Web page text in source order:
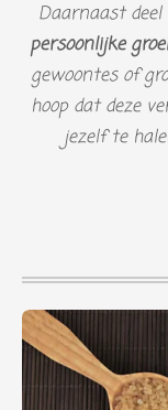
Daarnaast
persoonlijke groei
gewoontes of
hoop dat deze
jezelf te